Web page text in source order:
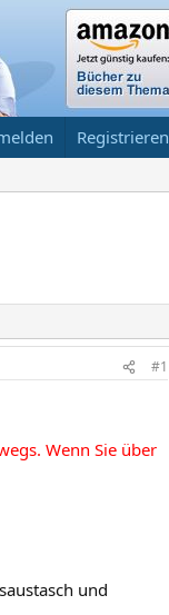
Registrieren
#1
Wenn Sie über
und